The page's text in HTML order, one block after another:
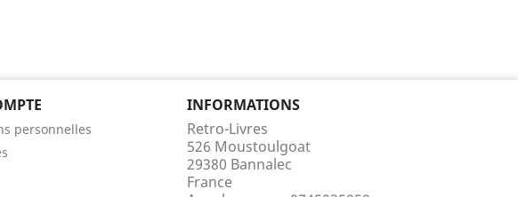
personnelles
INFORMATIONS
Retro-Livres
526 Moustoulgoat
29380 Bannalec
France